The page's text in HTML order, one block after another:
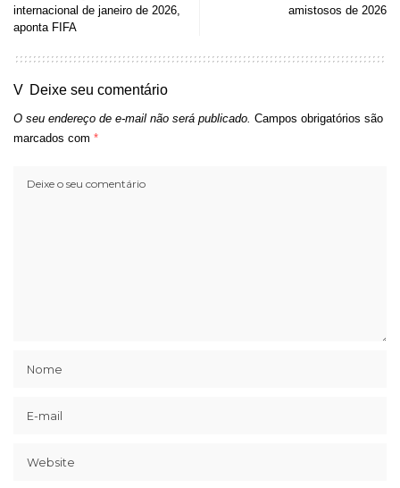
internacional de janeiro de 2026,
aponta FIFA
amistosos de 2026
Deixe seu comentário
O seu endereço de e-mail não será publicado. Campos obrigatórios são
marcados com *